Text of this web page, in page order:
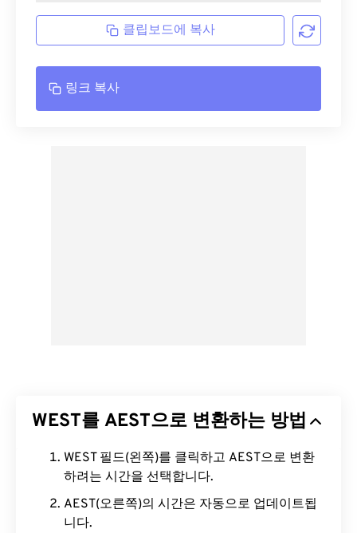
클립보드에 복사
링크 복사
WEST를 AEST으로 변환하는 방법
WEST 필드(왼쪽)를 클릭하고 AEST으로 변환
하려는 시간을 선택합니다.
AEST(오른쪽)의 시간은 자동으로 업데이트됩
니다.